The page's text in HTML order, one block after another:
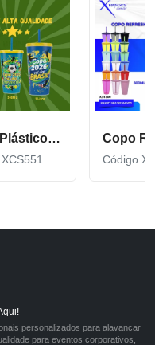
Copo Plástico personalizado In Mold Label 360 XCS551
Código
personalizados para alavancar
para eventos corporativos,